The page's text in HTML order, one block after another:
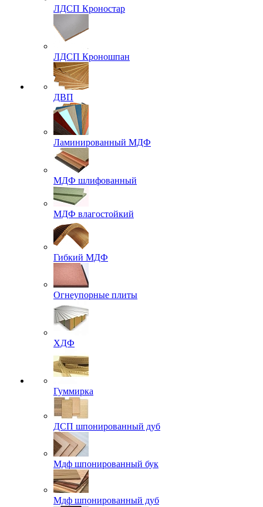
ЛДСП Кроностар
ЛДСП Кроношпан
ДВП
Ламинированный МДФ
МДФ шлифованный
МДФ влагостойкий
Гибкий МДФ
Огнеупорные плиты
ХДФ
Гуммирка
ДСП шпонированный дуб
Мдф шпонированный бук
Мдф шпонированный дуб